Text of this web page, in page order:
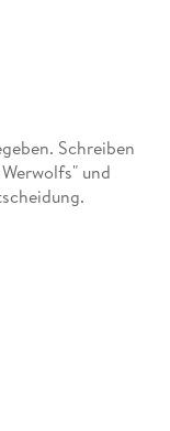
die diese
Schreiben
und